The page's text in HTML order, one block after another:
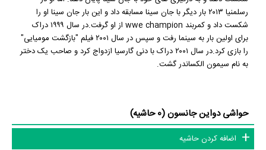
رسلمنیا ۲۰۱۳ بار دیگر با جان سینا مسابقه داد و این بار جان سینا او را
شکست داد و کمربند wwe champion از او گرفت.در سال ۱۹۹۹ دراک
برای اولین بار به سینما رفت و سپس در سال ۲۰۰۱ فیلم "بازگشت مومیایی"
را بازی کرد.در سال ۲۰۰۱ دراک با دنی گارسیا ازدواج کرد و صاحب یک دختر
به نام سیمون الکساندر گشت.
حواشی دواین جانسون (0 حاشیه)
اضافه کردن حاشیه